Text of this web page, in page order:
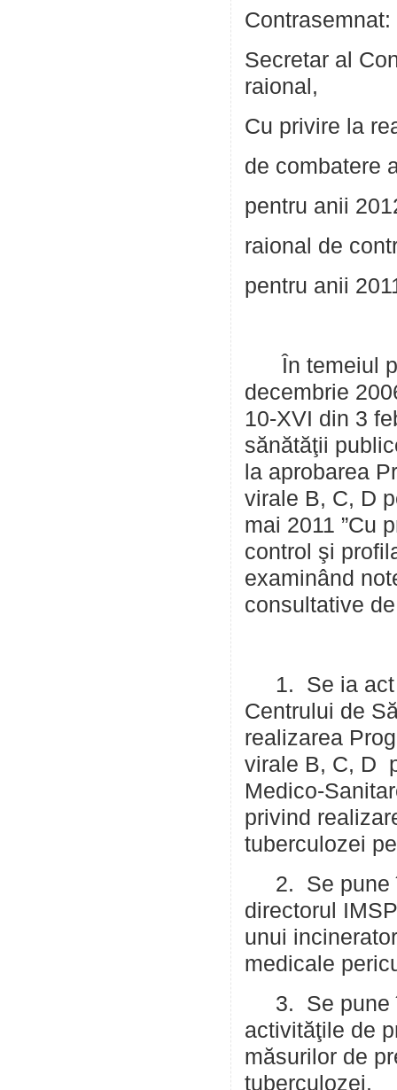
Contrasemnat:
Secretar al
Cu privire la
de combatere
pentru anii
raional de
pentru anii
În temeiul
decembrie
10-XVI din 3
sănătăţii
la aprobarea
virale B, C, D
mai 2011 ”Cu
control şi
examinând
consultative
1. Se ia act
Centrului de
realizarea
virale B, C, D
Medico-
privind
tuberculozei
2. Se pune
directorul
unui
medicale
3. Se pune
activităţile de
măsurilor de
tuberculozei.